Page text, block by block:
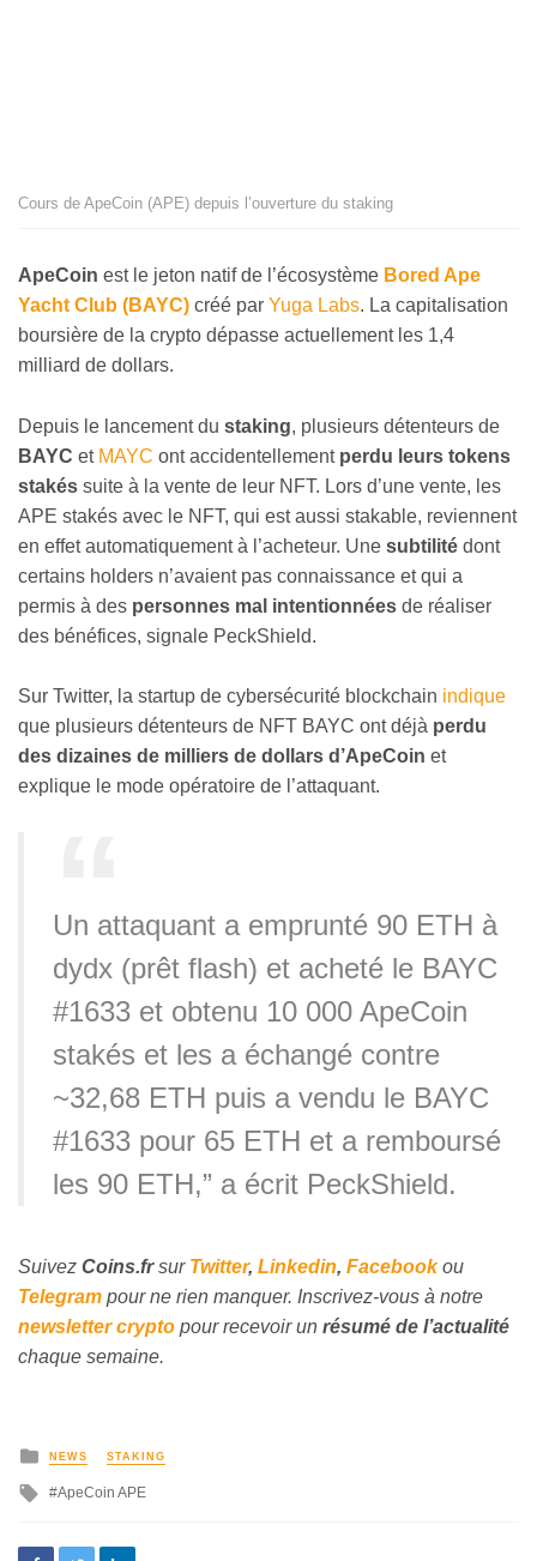
Cours de ApeCoin (APE) depuis l’ouverture du staking
ApeCoin est le jeton natif de l’écosystème Bored Ape
Yacht Club (BAYC) créé par Yuga Labs. La capitalisation
boursière de la crypto dépasse actuellement les 1,4
milliard de dollars.
Depuis le lancement du staking, plusieurs détenteurs de
BAYC et MAYC ont accidentellement perdu leurs tokens
stakés suite à la vente de leur NFT. Lors d’une vente, les
APE stakés avec le NFT, qui est aussi stakable, reviennent
en effet automatiquement à l’acheteur. Une subtilité dont
certains holders n’avaient pas connaissance et qui a
permis à des personnes mal intentionnées de réaliser
des bénéfices, signale PeckShield.
Sur Twitter, la startup de cybersécurité blockchain indique
que plusieurs détenteurs de NFT BAYC ont déjà perdu
des dizaines de milliers de dollars d’ApeCoin et
explique le mode opératoire de l’attaquant.
Un attaquant a emprunté 90 ETH à
dydx (prêt flash) et acheté le BAYC
#1633 et obtenu 10 000 ApeCoin
stakés et les a échangé contre
~32,68 ETH puis a vendu le BAYC
#1633 pour 65 ETH et a remboursé
les 90 ETH,” a écrit PeckShield.
Suivez Coins.frsur Twitter, Linkedin, Facebookou
Telegram pour ne rien manquer. Inscrivez-vous à notre
newsletter crypto pour recevoir un résumé de l’actualité
chaque semaine.
NEWS STAKING
ApeCoin APE